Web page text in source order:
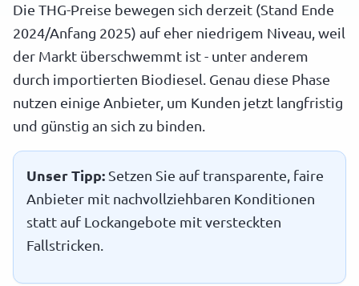
Die THG-Preise bewegen sich derzeit (Stand Ende
2024/Anfang 2025) auf eher niedrigem Niveau, weil
der Markt überschwemmt ist - unter anderem
durch importierten Biodiesel. Genau diese Phase
nutzen einige Anbieter, um Kunden jetzt langfristig
und günstig an sich zu binden.
Unser Tipp: Setzen Sie auf transparente, faire
Anbieter mit nachvollziehbaren Konditionen
statt auf Lockangebote mit versteckten
Fallstricken.